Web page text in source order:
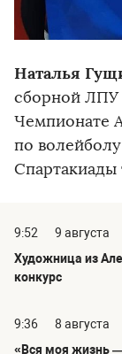
Наталья
сборной ЛПУ
Чемпионате
по
9:52
9 августа
Художница из
конкурс
9:36
8 августа
«Вся моя жизнь